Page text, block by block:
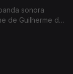
sonora
de Guilherme del